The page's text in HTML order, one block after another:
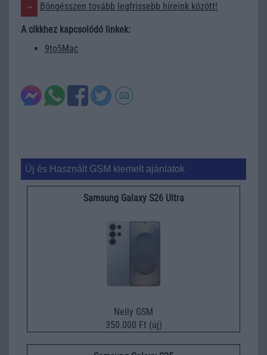
Böngésszen tovább legfrissebb híreink között!
A cikkhez kapcsolódó linkek:
9to5Mac
Új és Használt GSM kiemelt ajánlatok
Samsung Galaxy S26 Ultra
Nelly GSM
350.000 Ft (új)